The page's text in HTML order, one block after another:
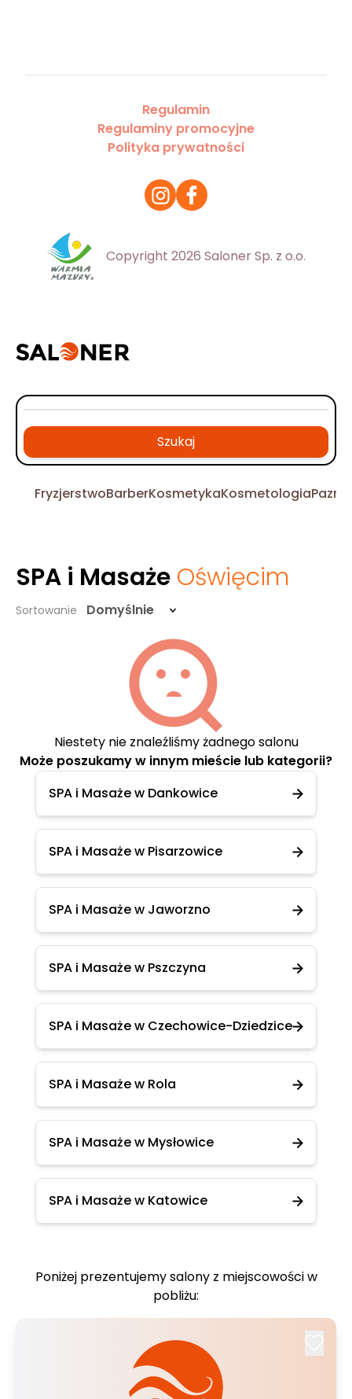
Regulamin
Regulaminy promocyjne
Polityka prywatności
Copyright 2026 Saloner Sp. z o.o.
Szukaj
FryzjerstwoBarberKosmetykaKosmetologia
SPA i Masaże Oświęcim
Sortowanie Domyślnie
Niestety nie znaleźliśmy żadnego salonu
Może poszukamy w innym mieście lub kategorii?
SPA i Masaże w Dankowice
SPA i Masaże w Pisarzowice
SPA i Masaże w Jaworzno
SPA i Masaże w Pszczyna
SPA i Masaże w Czechowice-Dziedzice
SPA i Masaże w Rola
SPA i Masaże w Mysłowice
SPA i Masaże w Katowice
Poniżej prezentujemy salony z miejscowości w
pobliżu: